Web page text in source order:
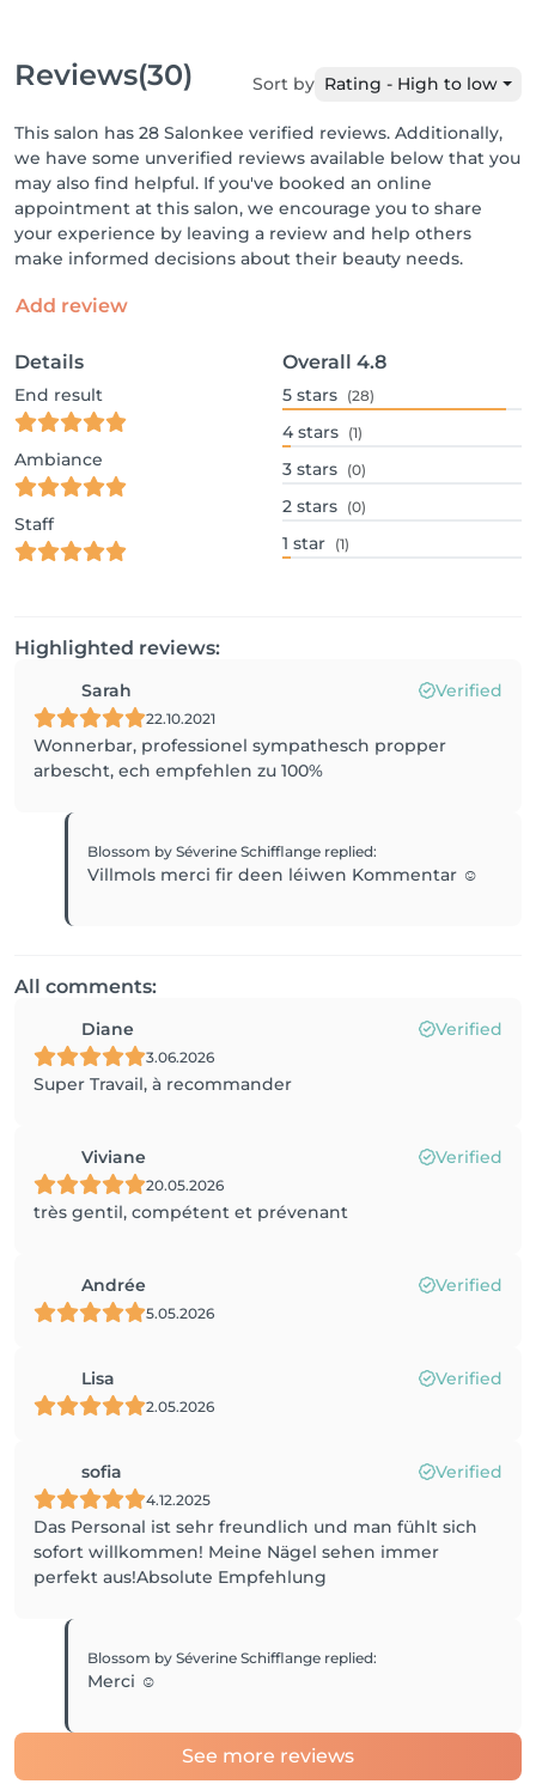
Reviews(30) Sort by Rating - High to low
This salon has 28 Salonkee verified reviews. Additionally,
we have some unverified reviews available below that you
may also find helpful. If you've booked an online
appointment at this salon, we encourage you to share
your experience by leaving a review and help others
make informed decisions about their beauty needs.
Add review
Details
End result
Ambiance
Staff
Overall 4.8
5 stars (28)
4 stars (1)
3 stars (0)
2 stars (0)
1 star (1)
Highlighted reviews:
Sarah Verified
22.10.2021
Wonnerbar, professionel sympathesch propper
arbescht, ech empfehlen zu 100%
Blossom by Séverine Schifflange replied:
Villmols merci fir deen léiwen Kommentar ☺️
All comments:
Diane Verified
3.06.2026
Super Travail, à recommander
Viviane Verified
20.05.2026
très gentil, compétent et prévenant
Andrée Verified
5.05.2026
Lisa Verified
2.05.2026
sofia Verified
4.12.2025
Das Personal ist sehr freundlich und man fühlt sich
sofort willkommen! Meine Nägel sehen immer
perfekt aus!Absolute Empfehlung
Blossom by Séverine Schifflange replied:
Merci ☺️
See more reviews